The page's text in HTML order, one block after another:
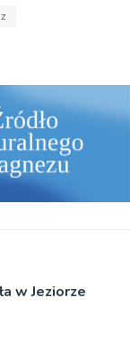
w Jeziorze